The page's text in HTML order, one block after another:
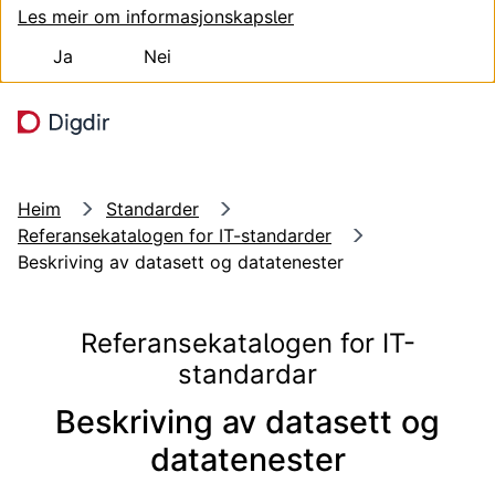
Les meir om informasjonskapsler
Ja
Nei
Heim
Standarder
Referansekatalogen for IT-standarder
Beskriving av datasett og datatenester
Referansekatalogen for IT-
standardar
Beskriving av datasett og
datatenester